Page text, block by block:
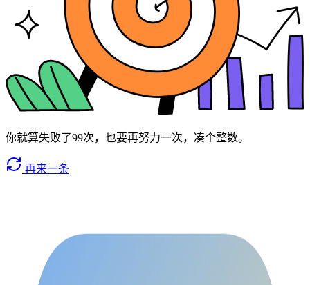
你就算失败了99次，也要再努力一次，凑个整数。
再来一条